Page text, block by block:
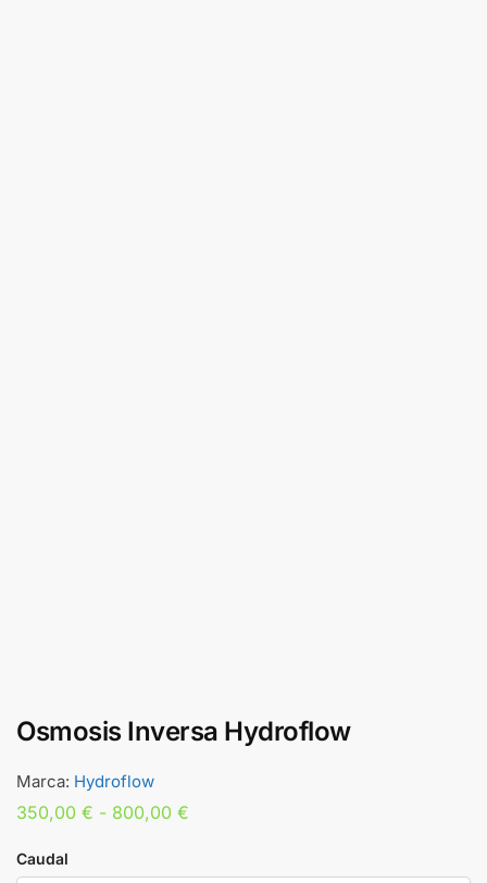
Osmosis Inversa Hydroflow
Marca: Hydroflow
350,00 € - 800,00 €
Caudal